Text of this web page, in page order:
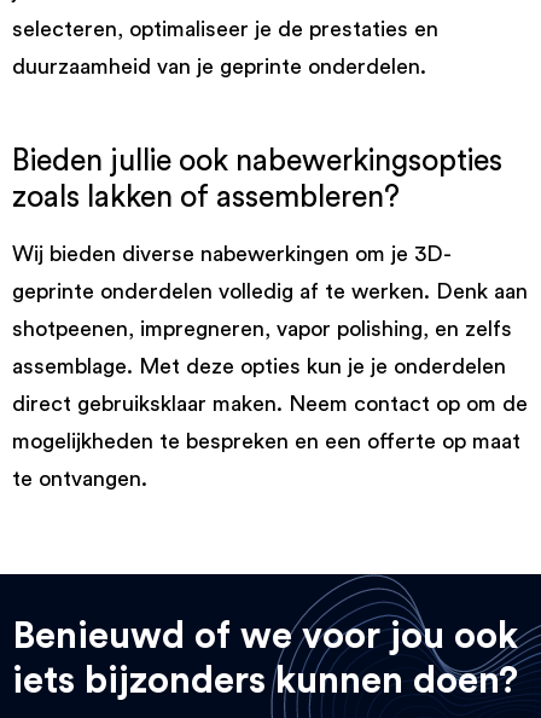
selecteren, optimaliseer je de prestaties en
duurzaamheid van je geprinte onderdelen.
Bieden jullie ook nabewerkingsopties
zoals lakken of assembleren?
Wij bieden diverse nabewerkingen om je 3D-
geprinte onderdelen volledig af te werken. Denk aan
shotpeenen, impregneren, vapor polishing, en zelfs
assemblage. Met deze opties kun je je onderdelen
direct gebruiksklaar maken. Neem contact op om de
mogelijkheden te bespreken en een offerte op maat
te ontvangen.
Benieuwd of we voor jou ook
iets bijzonders kunnen doen?